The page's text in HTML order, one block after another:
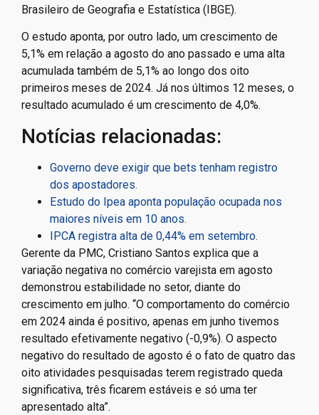
Brasileiro de Geografia e Estatística (IBGE).
O estudo aponta, por outro lado, um crescimento de
5,1% em relação a agosto do ano passado e uma alta
acumulada também de 5,1% ao longo dos oito
primeiros meses de 2024. Já nos últimos 12 meses, o
resultado acumulado é um crescimento de 4,0%.
Notícias relacionadas:
Governo deve exigir que bets tenham registro
dos apostadores.
Estudo do Ipea aponta população ocupada nos
maiores níveis em 10 anos.
IPCA registra alta de 0,44% em setembro.
Gerente da PMC, Cristiano Santos explica que a
variação negativa no comércio varejista em agosto
demonstrou estabilidade no setor, diante do
crescimento em julho. “O comportamento do comércio
em 2024 ainda é positivo, apenas em junho tivemos
resultado efetivamente negativo (-0,9%). O aspecto
negativo do resultado de agosto é o fato de quatro das
oito atividades pesquisadas terem registrado queda
significativa, três ficarem estáveis e só uma ter
apresentado alta”.